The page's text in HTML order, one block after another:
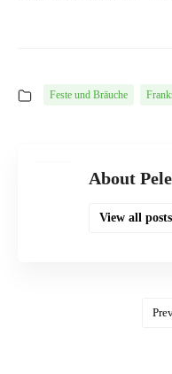
Feste und Bräuche
About Pele
View all